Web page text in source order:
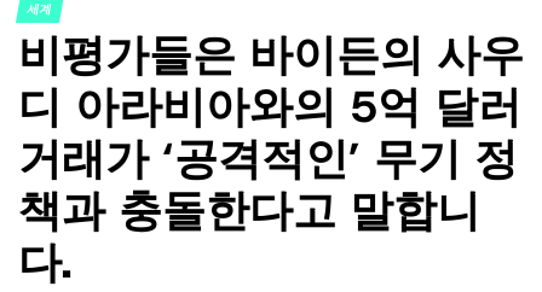
POSTED
IN
세계
비평가들은 바이든의 사우
디 아라비아와의 5억 달러
거래가 ‘공격적인’ 무기 정
책과 충돌한다고 말합니
다.